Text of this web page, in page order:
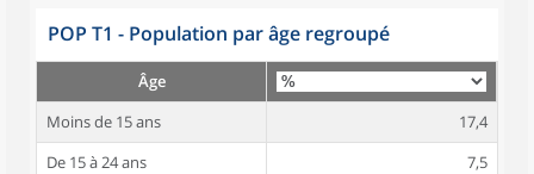
POP T1 - Population par âge regroupé
Âge
Moins de 15 ans
17,4
De 15 à 24 ans
7,5